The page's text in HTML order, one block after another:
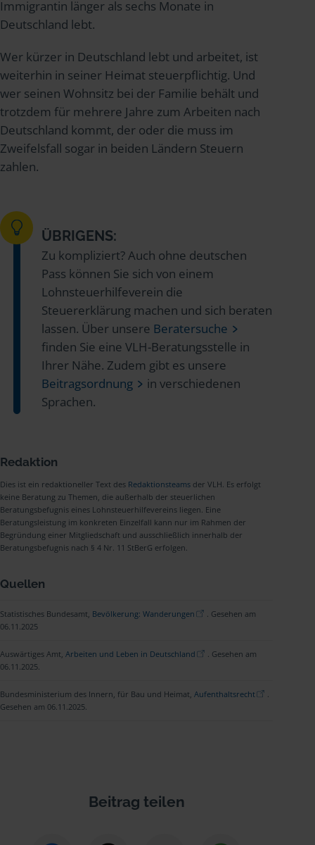
Immigrantin länger als sechs Monate in
Deutschland lebt.
Wer kürzer in Deutschland lebt und arbeitet, ist
weiterhin in seiner Heimat steuerpflichtig. Und
wer seinen Wohnsitz bei der Familie behält und
trotzdem für mehrere Jahre zum Arbeiten nach
Deutschland kommt, der oder die muss im
Zweifelsfall sogar in beiden Ländern Steuern
zahlen.
ÜBRIGENS:
Zu kompliziert? Auch ohne deutschen
Pass können Sie sich von einem
Lohnsteuerhilfeverein die
Steuererklärung machen und sich beraten
lassen. Über unsere Beratersuche
finden Sie eine VLH-Beratungsstelle in
Ihrer Nähe. Zudem gibt es unsere
Beitragsordnung
in verschiedenen
Sprachen.
Redaktion
Dies ist ein redaktioneller Text des Redaktionsteams der VLH. Es erfolgt
keine Beratung zu Themen, die außerhalb der steuerlichen
Beratungsbefugnis eines Lohnsteuerhilfevereins liegen. Eine
Beratungsleistung im konkreten Einzelfall kann nur im Rahmen der
Begründung einer Mitgliedschaft und ausschließlich innerhalb der
Beratungsbefugnis nach § 4 Nr. 11 StBerG erfolgen.
Quellen
Statistisches Bundesamt, Bevölkerung: Wanderungen
. Gesehen am
06.11.2025
Auswärtiges Amt, Arbeiten und Leben in Deutschland
. Gesehen am
06.11.2025.
Bundesministerium des Innern, für Bau und Heimat, Aufenthaltsrecht
Gesehen am 06.11.2025.
Beitrag teilen